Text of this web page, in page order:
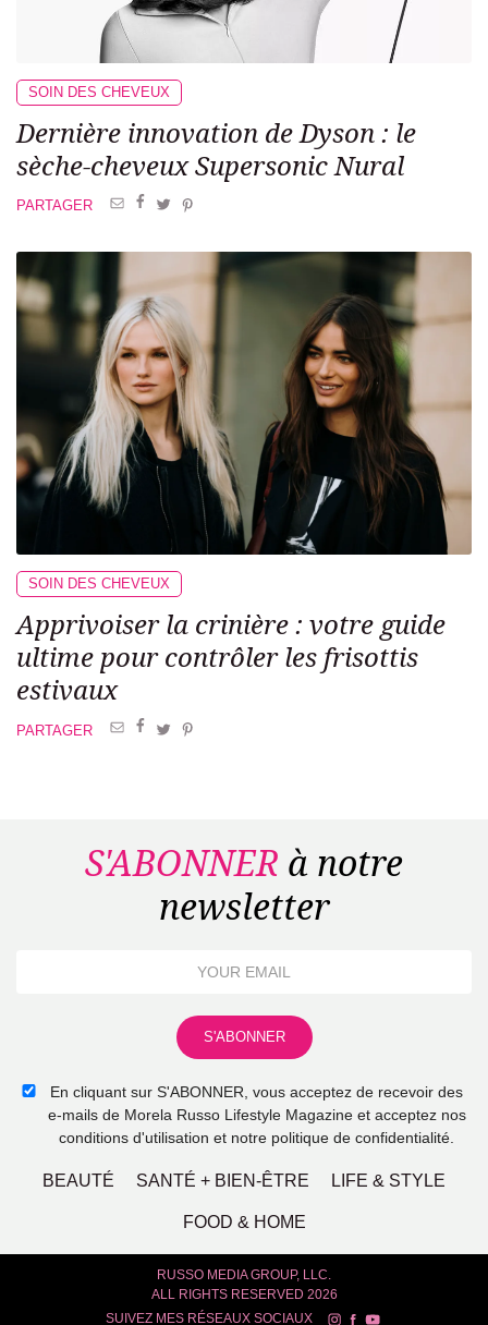
SOIN DES CHEVEUX
Dernière innovation de Dyson : le
sèche-cheveux Supersonic Nural
PARTAGER
SOIN DES CHEVEUX
Apprivoiser la crinière : votre guide
ultime pour contrôler les frisottis
estivaux
PARTAGER
S'ABONNER à notre
newsletter
En cliquant sur S'ABONNER, vous acceptez de recevoir des
e-mails de Morela Russo Lifestyle Magazine et acceptez nos
conditions d'utilisation et notre politique de confidentialité.
BEAUTÉ SANTÉ + BIEN-ÊTRE LIFE & STYLE
FOOD & HOME
RUSSO MEDIA GROUP, LLC.
ALL RIGHTS RESERVED 2026
SUIVEZ MES RÉSEAUX SOCIAUX